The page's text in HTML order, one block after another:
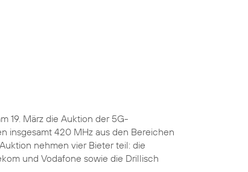
19. März die Auktion der 5G-
insgesamt 420 MHz aus den Bereichen
nehmen vier Bieter teil: die
und Vodafone sowie die Drillisch